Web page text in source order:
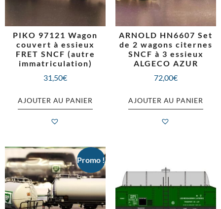
PIKO 97121 Wagon
couvert à essieux
FRET SNCF (autre
immatriculation)
31,50€
AJOUTER AU PANIER
ARNOLD HN6607 Set
de 2 wagons citernes
SNCF à 3 essieux
ALGECO AZUR
72,00€
AJOUTER AU PANIER
Promo !